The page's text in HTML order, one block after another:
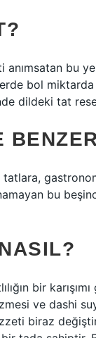
bu
bol
dildeki tat
bu
bir
ve dashi
biraz